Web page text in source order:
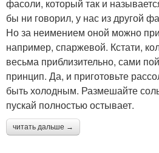
фасоли, который так и
бы ни говорил, у нас из другой
Но за неимением оной можно
например, спаржевой. Кстати,
весьма приблизительно, сами
принцип. Да, и приготовьте
быть холодным. Размешайте
пускай полностью остывает.
читать дальше →